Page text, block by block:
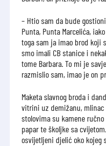
– Htio sam da bude
Punta, Punta Marcelića,
toga sam ja imao brod koji
smo imali CB stanice i
tome Barbara. To mi je
razmislio sam, imao je on
Maketa slavnog broda i
vitrini uz demižanu, mlinac
stolovima su kamene
papar te školjke sa
osvijetljeni djelić oko kojeg